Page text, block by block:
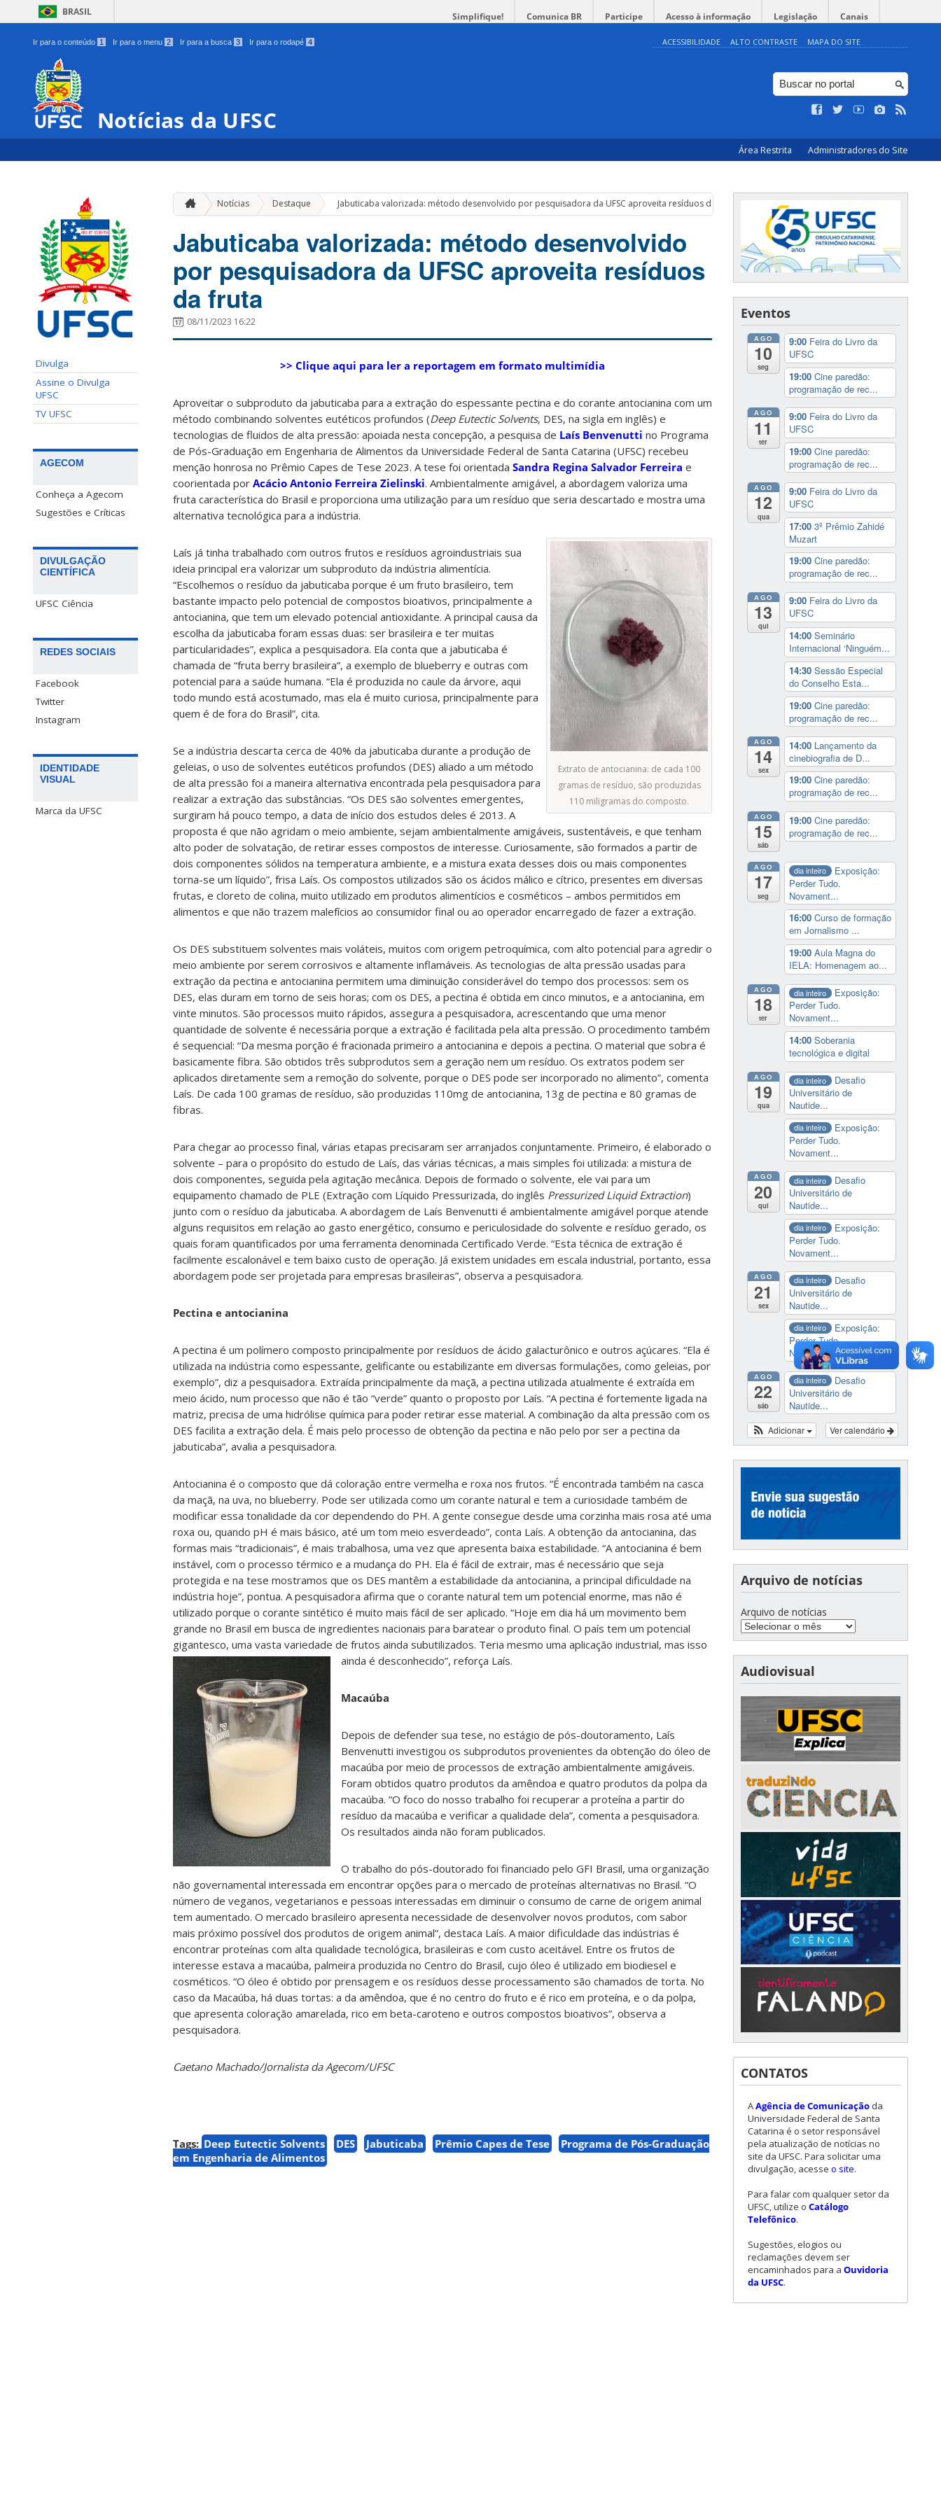
BRASIL Simplifique! Comunica BR Participe Acesso à informação Legislação Canais
Ir para o conteúdo 1 Ir para o menu 2 Ir para a busca 3 Ir para o rodapé 4 ACESSIBILIDADE ALTO CONTRASTE MAPA DO SITE
Notícias da UFSC
Área Restrita Administradores do Site
Divulga
Assine o Divulga
UFSC
TV UFSC
AGECOM
Conheça a Agecom
Sugestões e Críticas
DIVULGAÇÃO
CIENTÍFICA
UFSC Ciência
REDES SOCIAIS
Facebook
Twitter
Instagram
IDENTIDADE
VISUAL
Marca da UFSC
Notícias Destaque » Jabuticaba valorizada: método desenvolvido por pesquisadora da UFSC aproveita resíduos da fruta
Jabuticaba valorizada: método desenvolvido
por pesquisadora da UFSC aproveita resíduos
da fruta
08/11/2023 16:22
>> Clique aqui para ler a reportagem em formato multimídia
Aproveitar o subproduto da jabuticaba para a extração do espessante pectina e do corante antocianina com um
método combinando solventes eutéticos profundos (Deep Eutectic Solvents, DES, na sigla em inglês) e
tecnologias de fluidos de alta pressão: apoiada nesta concepção, a pesquisa de Laís Benvenutti no Programa
de Pós-Graduação em Engenharia de Alimentos da Universidade Federal de Santa Catarina (UFSC) recebeu
menção honrosa no Prêmio Capes de Tese 2023. A tese foi orientada Sandra Regina Salvador Ferreira e
coorientada por Acácio Antonio Ferreira Zielinski. Ambientalmente amigável, a abordagem valoriza uma
fruta característica do Brasil e proporciona uma utilização para um resíduo que seria descartado e mostra uma
alternativa tecnológica para a indústria.
Extrato de antocianina: de cada 100
gramas de resíduo, são produzidas
110 miligramas do composto.
Laís já tinha trabalhado com outros frutos e resíduos agroindustriais sua
ideia principal era valorizar um subproduto da indústria alimentícia.
“Escolhemos o resíduo da jabuticaba porque é um fruto brasileiro, tem
bastante impacto pelo potencial de compostos bioativos, principalmente a
antocianina, que tem um elevado potencial antioxidante. A principal causa da
escolha da jabuticaba foram essas duas: ser brasileira e ter muitas
particularidades”, explica a pesquisadora. Ela conta que a jabuticaba é
chamada de “fruta berry brasileira”, a exemplo de blueberry e outras com
potencial para a saúde humana. “Ela é produzida no caule da árvore, aqui
todo mundo está acostumado, mas ela é muito curiosa, principalmente para
quem é de fora do Brasil”, cita.
Se a indústria descarta cerca de 40% da jabuticaba durante a produção de
geleias, o uso de solventes eutéticos profundos (DES) aliado a um método
de alta pressão foi a maneira alternativa encontrada pela pesquisadora para
realizar a extração das substâncias. “Os DES são solventes emergentes,
surgiram há pouco tempo, a data de início dos estudos deles é 2013. A
proposta é que não agridam o meio ambiente, sejam ambientalmente amigáveis, sustentáveis, e que tenham
alto poder de solvatação, de retirar esses compostos de interesse. Curiosamente, são formados a partir de
dois componentes sólidos na temperatura ambiente, e a mistura exata desses dois ou mais componentes
torna-se um líquido”, frisa Laís. Os compostos utilizados são os ácidos málico e cítrico, presentes em diversas
frutas, e cloreto de colina, muito utilizado em produtos alimentícios e cosméticos – ambos permitidos em
alimentos e que não trazem malefícios ao consumidor final ou ao operador encarregado de fazer a extração.
Os DES substituem solventes mais voláteis, muitos com origem petroquímica, com alto potencial para agredir o
meio ambiente por serem corrosivos e altamente inflamáveis. As tecnologias de alta pressão usadas para
extração da pectina e antocianina permitem uma diminuição considerável do tempo dos processos: sem os
DES, elas duram em torno de seis horas; com os DES, a pectina é obtida em cinco minutos, e a antocianina, em
vinte minutos. São processos muito rápidos, assegura a pesquisadora, acrescentando que uma menor
quantidade de solvente é necessária porque a extração é facilitada pela alta pressão. O procedimento também
é sequencial: “Da mesma porção é fracionada primeiro a antocianina e depois a pectina. O material que sobra é
basicamente fibra. São obtidos três subprodutos sem a geração nem um resíduo. Os extratos podem ser
aplicados diretamente sem a remoção do solvente, porque o DES pode ser incorporado no alimento”, comenta
Laís. De cada 100 gramas de resíduo, são produzidas 110mg de antocianina, 13g de pectina e 80 gramas de
fibras.
Para chegar ao processo final, várias etapas precisaram ser arranjados conjuntamente. Primeiro, é elaborado o
solvente – para o propósito do estudo de Laís, das várias técnicas, a mais simples foi utilizada: a mistura de
dois componentes, seguida pela agitação mecânica. Depois de formado o solvente, ele vai para um
equipamento chamado de PLE (Extração com Líquido Pressurizada, do inglês Pressurized Liquid Extraction)
junto com o resíduo da jabuticaba. A abordagem de Laís Benvenutti é ambientalmente amigável porque atende
alguns requisitos em relação ao gasto energético, consumo e periculosidade do solvente e resíduo gerado, os
quais foram quantificados por uma ferramenta denominada Certificado Verde. “Esta técnica de extração é
facilmente escalonável e tem baixo custo de operação. Já existem unidades em escala industrial, portanto, essa
abordagem pode ser projetada para empresas brasileiras”, observa a pesquisadora.
Pectina e antocianina
A pectina é um polímero composto principalmente por resíduos de ácido galacturônico e outros açúcares. “Ela é
utilizada na indústria como espessante, gelificante ou estabilizante em diversas formulações, como geleias, por
exemplo”, diz a pesquisadora. Extraída principalmente da maçã, a pectina utilizada atualmente é extraída em
meio ácido, num processo que não é tão “verde” quanto o proposto por Laís. “A pectina é fortemente ligada na
matriz, precisa de uma hidrólise química para poder retirar esse material. A combinação da alta pressão com os
DES facilita a extração dela. É mais pelo processo de obtenção da pectina e não pelo por ser a pectina da
jabuticaba”, avalia a pesquisadora.
Antocianina é o composto que dá coloração entre vermelha e roxa nos frutos. “É encontrada também na casca
da maçã, na uva, no blueberry. Pode ser utilizada como um corante natural e tem a curiosidade também de
modificar essa tonalidade da cor dependendo do PH. A gente consegue desde uma corzinha mais rosa até uma
roxa ou, quando pH é mais básico, até um tom meio esverdeado”, conta Laís. A obtenção da antocianina, das
formas mais “tradicionais”, é mais trabalhosa, uma vez que apresenta baixa estabilidade. “A antocianina é bem
instável, com o processo térmico e a mudança do PH. Ela é fácil de extrair, mas é necessário que seja
protegida e na tese mostramos que os DES mantêm a estabilidade da antocianina, a principal dificuldade na
indústria hoje”, pontua. A pesquisadora afirma que o corante natural tem um potencial enorme, mas não é
utilizado porque o corante sintético é muito mais fácil de ser aplicado. “Hoje em dia há um movimento bem
grande no Brasil em busca de ingredientes nacionais para baratear o produto final. O país tem um potencial
gigantesco, uma vasta variedade de frutos ainda subutilizados. Teria mesmo uma aplicação industrial, mas isso
ainda é desconhecido”, reforça Laís.
Macaúba
Depois de defender sua tese, no estágio de pós-doutoramento, Laís
Benvenutti investigou os subprodutos provenientes da obtenção do óleo de
macaúba por meio de processos de extração ambientalmente amigáveis.
Foram obtidos quatro produtos da amêndoa e quatro produtos da polpa da
macaúba. “O foco do nosso trabalho foi recuperar a proteína a partir do
resíduo da macaúba e verificar a qualidade dela”, comenta a pesquisadora.
Os resultados ainda não foram publicados.
O trabalho do pós-doutorado foi financiado pelo GFI Brasil, uma organização
não governamental interessada em encontrar opções para o mercado de proteínas alternativas no Brasil. “O
número de veganos, vegetarianos e pessoas interessadas em diminuir o consumo de carne de origem animal
tem aumentado. O mercado brasileiro apresenta necessidade de desenvolver novos produtos, com sabor
mais próximo possível dos produtos de origem animal”, destaca Laís. A maior dificuldade das indústrias é
encontrar proteínas com alta qualidade tecnológica, brasileiras e com custo aceitável. Entre os frutos de
interesse estava a macaúba, palmeira produzida no Centro do Brasil, cujo óleo é utilizado em biodiesel e
cosméticos. “O óleo é obtido por prensagem e os resíduos desse processamento são chamados de torta. No
caso da Macaúba, há duas tortas: a da amêndoa, que é no centro do fruto e é rico em proteína, e o da polpa,
que apresenta coloração amarelada, rico em beta-caroteno e outros compostos bioativos”, observa a
pesquisadora.
Caetano Machado/Jornalista da Agecom/UFSC
Tags: Deep Eutectic Solvents DES Jabuticaba Prêmio Capes de Tese
Programa de Pós-Graduação
em Engenharia de Alimentos
Eventos
AGO
10
seg
9:00 Feira do Livro da
UFSC
19:00 Cine paredão:
programação de rec...
AGO
11
ter
9:00 Feira do Livro da
UFSC
19:00 Cine paredão:
programação de rec...
AGO
12
qua
9:00 Feira do Livro da
UFSC
17:00 3º Prêmio Zahidé
Muzart
19:00 Cine paredão:
programação de rec...
AGO
13
qui
9:00 Feira do Livro da
UFSC
14:00 Seminário
Internacional ‘Ninguém...
14:30 Sessão Especial
do Conselho Esta...
19:00 Cine paredão:
programação de rec...
AGO
14
sex
14:00 Lançamento da
cinebiografia de D...
19:00 Cine paredão:
programação de rec...
AGO
15
sáb
19:00 Cine paredão:
programação de rec...
AGO
17
seg
dia inteiro
Exposição:
Perder Tudo.
Novament...
16:00 Curso de formação
em Jornalismo ...
19:00 Aula Magna do
IELA: Homenagem ao...
AGO
18
ter
dia inteiro
Exposição:
Perder Tudo.
Novament...
14:00 Soberania
tecnológica e digital
AGO
19
qua
dia inteiro
Desafio
Universitário de
Nautide...
dia inteiro
Exposição:
Perder Tudo.
Novament...
AGO
20
qui
dia inteiro
Desafio
Universitário de
Nautide...
dia inteiro
Exposição:
Perder Tudo.
Novament...
AGO
21
sex
dia inteiro
Desafio
Universitário de
Nautide...
dia inteiro
Exposição:
Perder Tudo.
Novament...
AGO
22
sáb
dia inteiro
Desafio
Universitário de
Nautide...
Ver calendário
Adicionar
Arquivo de notícias
Arquivo de notícias
Audiovisual
CONTATOS
AAgência de Comunicação da
Universidade Federal de Santa
Catarina é o setor responsável
pela atualização de notícias no
site da UFSC. Para solicitar uma
divulgação, acesse o site.
Para falar com qualquer setor da
UFSC, utilize o Catálogo
Telefônico.
Sugestões, elogios ou
reclamações devem ser
encaminhados para a Ouvidoria
da UFSC.